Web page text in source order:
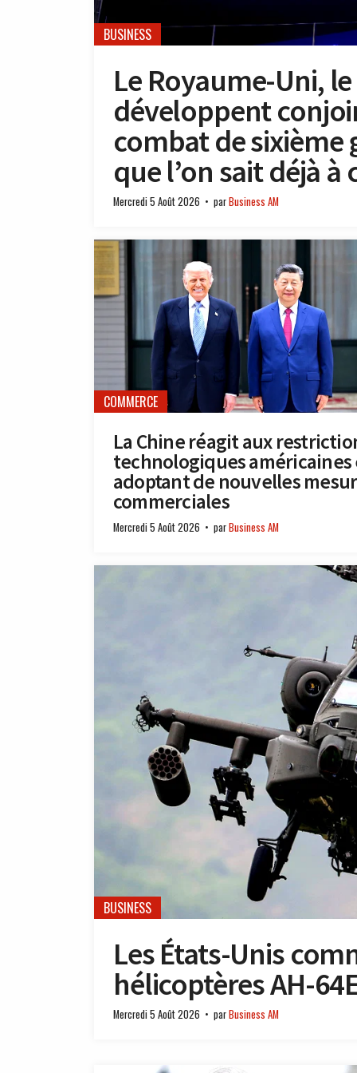
BUSINESS
Le Royaume-Uni,
développent
combat de sixième
que l’on sait déjà à
Mercredi 5 Août 2026 parBusiness AM
COMMERCE
La Chine réagit aux
technologiques américaines
adoptant de nouvelles
commerciales
Mercredi 5 Août 2026 parBusiness AM
BUSINESS
Les États-Unis
hélicoptères AH-
Mercredi 5 Août 2026 parBusiness AM